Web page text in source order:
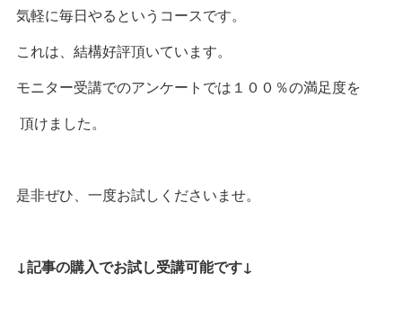
気軽に毎日やるというコースです。
これは、結構好評頂いています。
モニター受講でのアンケートでは１００％の満足度を
頂けました。
是非ぜひ、一度お試しくださいませ。
↓記事の購入でお試し受講可能です↓